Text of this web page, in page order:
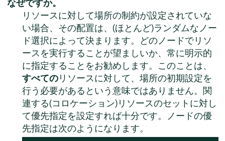
なぜですか。
リソースに対して場所の制約が設定されていな
い場合、その配置は、(ほとんど)ランダムなノー
ド選択によって決まります。どのノードでリソ
ースを実行することが望ましいか、常に明示的
に指定することをお勧めします。このことは、
すべてのリソースに対して、場所の初期設定を
行う必要があるという意味ではありません。関
連する(コロケーション)リソースのセットに対し
て優先指定を設定すれば十分です。ノードの優
先指定は次のようになります。